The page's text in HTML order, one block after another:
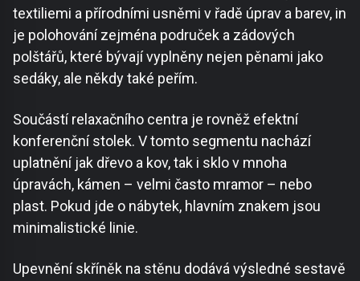
textiliemi a přírodními usněmi v řadě úprav a barev, in
je polohování zejména područek a zádových
polštářů, které bývají vyplněny nejen pěnami jako
sedáky, ale někdy také peřím.
Součástí relaxačního centra je rovněž efektní
konferenční stolek. V tomto segmentu nachází
uplatnění jak dřevo a kov, tak i sklo v mnoha
úpravách, kámen – velmi často mramor – nebo
plast. Pokud jde o nábytek, hlavním znakem jsou
minimalistické linie.
Upevnění skříněk na stěnu dodává výsledné sestavě